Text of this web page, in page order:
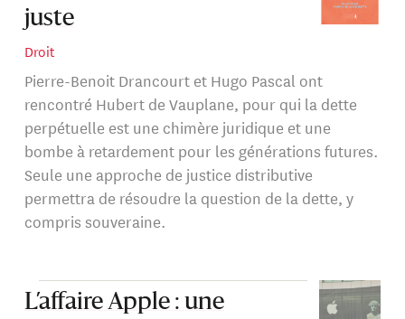
juste
Droit
Pierre-Benoit Drancourt et Hugo Pascal ont
rencontré Hubert de Vauplane, pour qui la dette
perpétuelle est une chimère juridique et une
bombe à retardement pour les générations futures.
Seule une approche de justice distributive
permettra de résoudre la question de la dette, y
compris souveraine.
L’affaire Apple : une